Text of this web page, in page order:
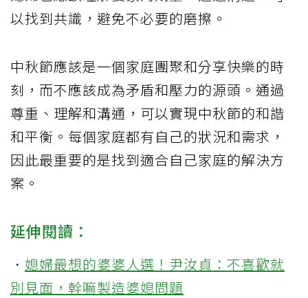
以找到共識，避免不必要的磨擦。
中秋節應該是一個家庭團聚和分享快樂的時
刻，而不應該成為矛盾和壓力的源頭。通過
尊重、理解和溝通，可以實現中秋節的和諧
和平衡。每個家庭都有自己的狀況和需求，
因此最重要的是找到適合自己家庭的解決方
案。
延伸閱讀：
． 媳婦最想的婆婆人選！尹汝貞：不喜歡就
別見面，幹嘛製造婆媳問題